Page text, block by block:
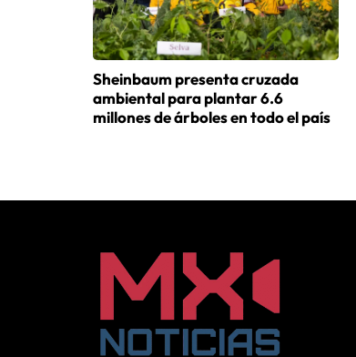
Sheinbaum presenta cruzada
ambiental para plantar 6.6
millones de árboles en todo el país